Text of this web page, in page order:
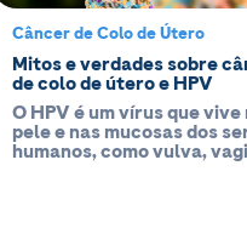
Câncer de Colo de Útero
Mitos e verdades sobre
de colo de útero e HPV
O HPV é um vírus que vive
pele e nas mucosas dos
humanos, como vulva,